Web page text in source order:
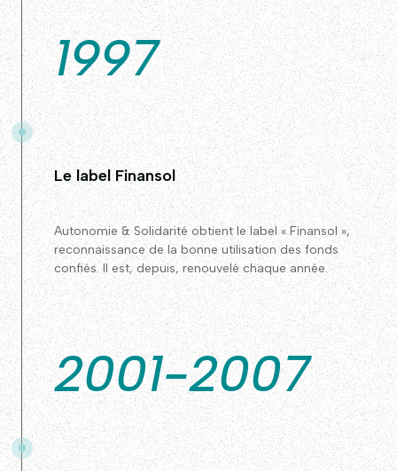
1997
Le label Finansol
Autonomie & Solidarité obtient le label « Finansol »,
reconnaissance de la bonne utilisation des fonds
confiés. Il est, depuis, renouvelé chaque année.
2001-2007